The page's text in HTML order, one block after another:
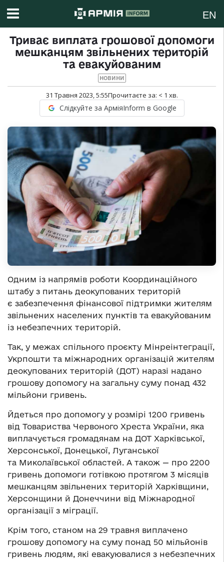
EN
Триває виплата грошової допомоги
мешканцям звільнених територій
та евакуйованим
НОВИНИ
31 Травня 2023, 5:55Прочитаєте за: < 1 хв.
Слідкуйте за АрміяInform в Google
Одним із напрямів роботи Координаційного
штабу з питань деокупованих територій
є забезпечення фінансової підтримки жителям
звільнених населених пунктів та евакуйованим
із небезпечних територій.
Так, у межах спільного проєкту Мінреінтеграції,
Укрпошти та міжнародних організацій жителям
деокупованих територій (ДОТ) наразі надано
грошову допомогу на загальну суму понад 432
мільйони гривень.
Йдеться про допомогу у розмірі 1200 гривень
від Товариства Червоного Хреста України, яка
виплачується громадянам на ДОТ Харківської,
Херсонської, Донецької, Луганської
та Миколаївської областей. А також — про 2200
гривень допомоги готівкою протягом 3 місяців
мешканцям звільнених територій Харківщини,
Херсонщини й Донеччини від Міжнародної
організації з міграції.
Крім того, станом на 29 травня виплачено
грошову допомогу на суму понад 50 мільйонів
гривень людям, які евакуювалися з небезпечних